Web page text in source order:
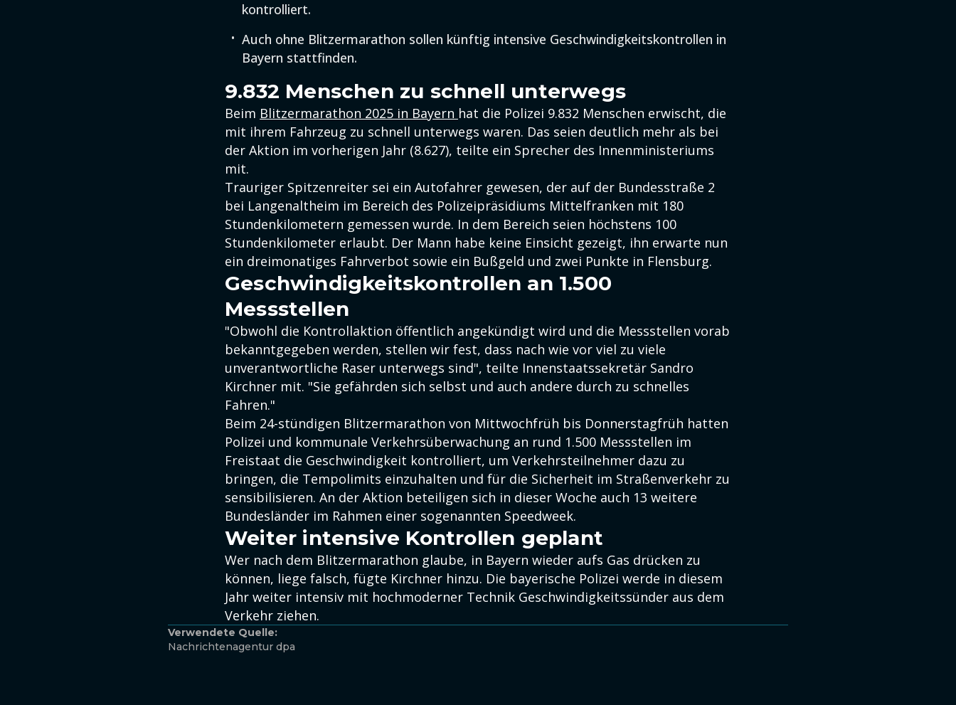
kontrolliert.
Auch ohne Blitzermarathon sollen künftig intensive Geschwindigkeitskontrollen in
Bayern stattfinden.
9.832 Menschen zu schnell unterwegs
Beim Blitzermarathon 2025 in Bayern hat die Polizei 9.832 Menschen erwischt, die
mit ihrem Fahrzeug zu schnell unterwegs waren. Das seien deutlich mehr als bei
der Aktion im vorherigen Jahr (8.627), teilte ein Sprecher des Innenministeriums
mit.
Trauriger Spitzenreiter sei ein Autofahrer gewesen, der auf der Bundesstraße 2
bei Langenaltheim im Bereich des Polizeipräsidiums Mittelfranken mit 180
Stundenkilometern gemessen wurde. In dem Bereich seien höchstens 100
Stundenkilometer erlaubt. Der Mann habe keine Einsicht gezeigt, ihn erwarte nun
ein dreimonatiges Fahrverbot sowie ein Bußgeld und zwei Punkte in Flensburg.
Geschwindigkeitskontrollen an 1.500
Messstellen
"Obwohl die Kontrollaktion öffentlich angekündigt wird und die Messstellen vorab
bekanntgegeben werden, stellen wir fest, dass nach wie vor viel zu viele
unverantwortliche Raser unterwegs sind", teilte Innenstaatssekretär Sandro
Kirchner mit. "Sie gefährden sich selbst und auch andere durch zu schnelles
Fahren."
Beim 24-stündigen Blitzermarathon von Mittwochfrüh bis Donnerstagfrüh hatten
Polizei und kommunale Verkehrsüberwachung an rund 1.500 Messstellen im
Freistaat die Geschwindigkeit kontrolliert, um Verkehrsteilnehmer dazu zu
bringen, die Tempolimits einzuhalten und für die Sicherheit im Straßenverkehr zu
sensibilisieren. An der Aktion beteiligen sich in dieser Woche auch 13 weitere
Bundesländer im Rahmen einer sogenannten Speedweek.
Weiter intensive Kontrollen geplant
Wer nach dem Blitzermarathon glaube, in Bayern wieder aufs Gas drücken zu
können, liege falsch, fügte Kirchner hinzu. Die bayerische Polizei werde in diesem
Jahr weiter intensiv mit hochmoderner Technik Geschwindigkeitssünder aus dem
Verkehr ziehen.
Verwendete Quelle:
Nachrichtenagentur dpa